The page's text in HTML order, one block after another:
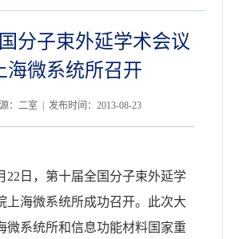
分子束外延学术会议
海微系统所召开
：二室 | 发布时间：2013-08-23
22 日，第十届全国分子束外延学
上海微系统所成功召开。此次大
微系统所和信息功能材料国家重